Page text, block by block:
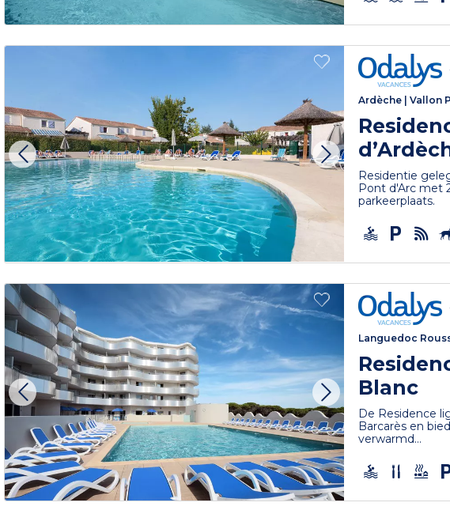
Ardèche |Vallon
Residentie
Pont d'Arc met
parkeerplaats.
Languedoc
Blanc
De Residence
Barcarès en
verwarmd...